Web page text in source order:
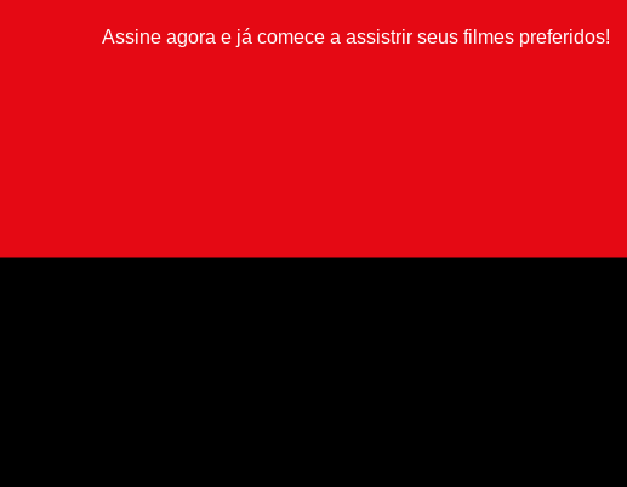
Assine agora e já comece a assistrir seus filmes preferidos!